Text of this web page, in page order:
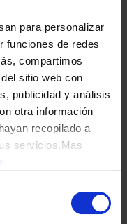
para personalizar
funciones de redes
compartimos
sitio web con
publicidad y análisis
otra información
recopilado a
servicios.Mas